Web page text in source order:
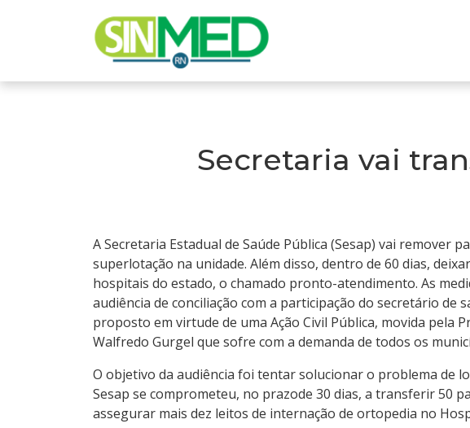
Secretaria vai
A Secretaria Estadual de Saúde Pública (Sesap) vai
superlotação na unidade. Além disso, dentro de 60 dias,
hospitais do estado, o chamado pronto-atendimento. As
audiência de conciliação com a participação do secretário
proposto em virtude de uma Ação Civil Pública, movida pela
Walfredo Gurgel que sofre com a demanda de todos os
O objetivo da audiência foi tentar solucionar o problema de
Sesap se comprometeu, no prazode 30 dias, a transferir 50
assegurar mais dez leitos de internação de ortopedia no